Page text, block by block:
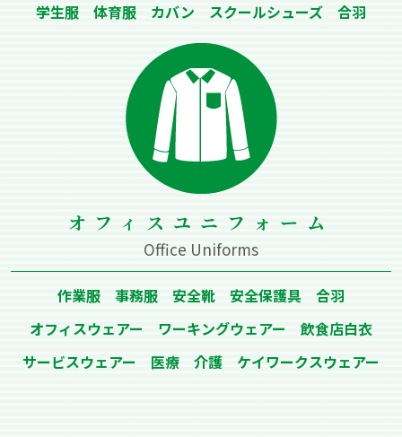
学⽣服 体育服 カバン スクールシューズ 合⽻
オフィスユニフォーム
Office Uniforms
作業服 事務服 安全靴 安全保護具 合⽻
オフィスウェアー ワーキングウェアー 飲⾷店⽩⾐
サービスウェアー 医療 介護 ケイワークスウェアー